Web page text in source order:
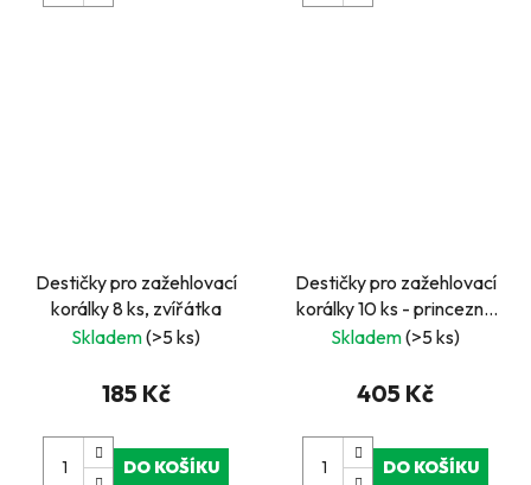
Destičky pro zažehlovací
korálky 8 ks, zvířátka
Skladem(>5 ks)
185 Kč
DO KOŠÍKU
Destičky pro zažehlovací
korálky 10 ks - princezna
a jednorožec
Skladem(>5 ks)
405 Kč
DO KOŠÍKU